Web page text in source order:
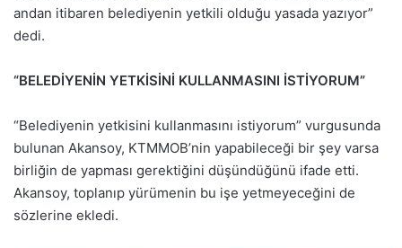
andan itibaren belediyenin yetkili olduğu yasada yazıyor”
dedi.
“BELEDİYENİN YETKİSİNİ KULLANMASINI İSTİYORUM”
“Belediyenin yetkisini kullanmasını istiyorum” vurgusunda
bulunan Akansoy, KTMMOB’nin yapabileceği bir şey varsa
birliğin de yapması gerektiğini düşündüğünü ifade etti.
Akansoy, toplanıp yürümenin bu işe yetmeyeceğini de
sözlerine ekledi.